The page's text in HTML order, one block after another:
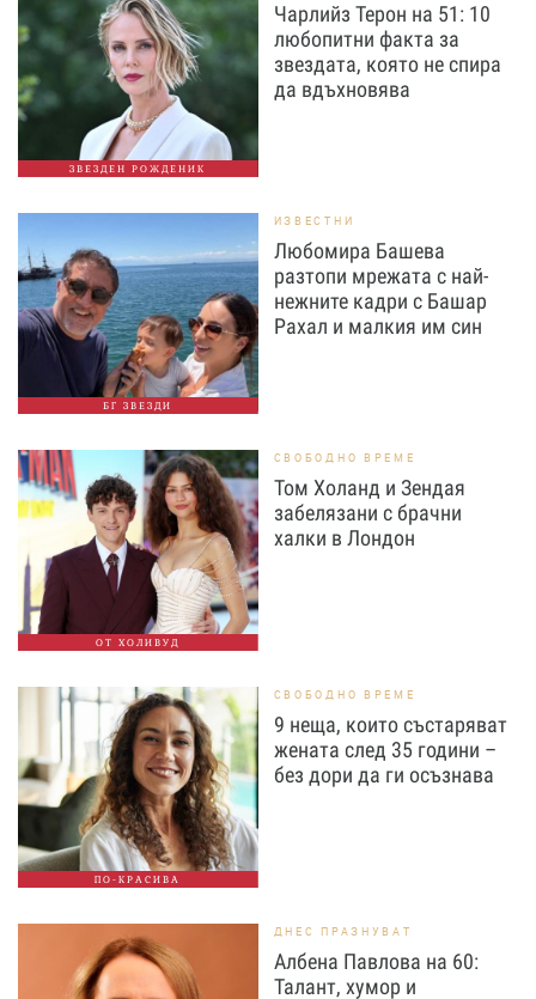
ЗВЕЗДЕН РОЖДЕНИК
Чарлийз Терон на 51: 10
любопитни факта за
звездата, която не спира
да вдъхновява
БГ ЗВЕЗДИ
ИЗВЕСТНИ
Любомира Башева
разтопи мрежата с най-
нежните кадри с Башар
Рахал и малкия им син
ОТ ХОЛИВУД
СВОБОДНО ВРЕМЕ
Том Холанд и Зендая
забелязани с брачни
халки в Лондон
ПО-КРАСИВА
СВОБОДНО ВРЕМЕ
9 неща, които състаряват
жената след 35 години –
без дори да ги осъзнава
ДНЕС ПРАЗНУВАТ
Албена Павлова на 60:
Талант, хумор и